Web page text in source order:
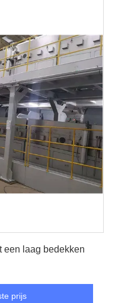
een laag bedekken
prijs